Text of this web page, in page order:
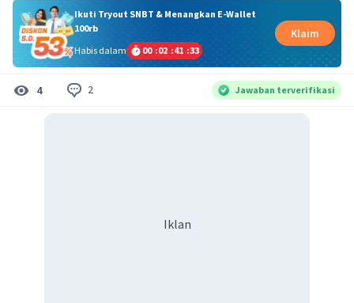
Ikuti Tryout SNBT & Menangkan E-Wallet
100rb
Habis dalam
00 :02 :41 :33
Klaim
4 2 Jawaban terverifikasi
Iklan